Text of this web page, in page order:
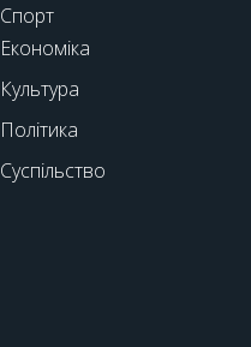
Спорт
Економіка
Культура
Політика
Суспільство